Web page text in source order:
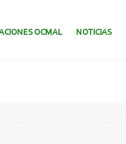
OCMAL NOTICIAS